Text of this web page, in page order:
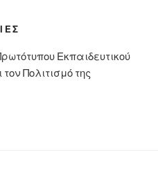
Εκπαιδευτικού
Πολιτισμό της